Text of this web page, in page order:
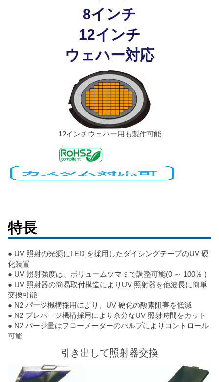
8インチ
12インチ
ウェハー対応
12インチウェハー用も製作可能
特長
● UV 照射の光源にLED を採用したダイシングテープのUV 硬
化装置
● UV 照射強度は、ボリュームツマミで調整可能(0 ～ 100％ )
● UV 照射器の簡易取付構造によりUV 照射器を他波長に簡単
交換可能
● N2 パージ機構採用により、UV 硬化の酸素阻害を低減
● N2 プレパージ機構採用により余分なUV 照射時間をカット
● N2 パージ量はフローメーターのバルブによりコントロール
可能
引き出して照射器交換